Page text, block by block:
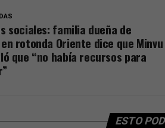
sociales: familia dueña de
rotonda Oriente dice que Minvu
que “no había recursos para
ESTO